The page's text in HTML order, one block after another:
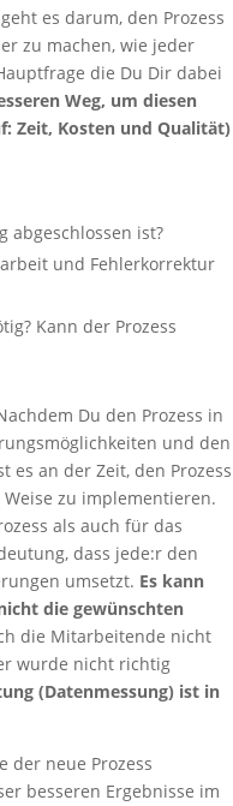
es darum, den Prozess
zu machen, wie jeder
die Du Dir dabei
Weg, um diesen
Zeit, Kosten und Qualität)
abgeschlossen ist?
und Fehlerkorrektur
Kann der Prozess
Du den Prozess in
und den
es an der Zeit, den Prozess
zu implementieren.
als auch für das
dass jede:r den
umsetzt. Es kann
die gewünschten
die Mitarbeitende nicht
wurde nicht richtig
(Datenmessung) ist in
der neue Prozess
besseren Ergebnisse im